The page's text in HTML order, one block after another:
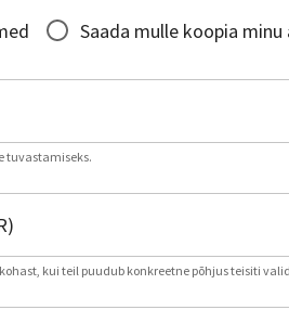
Saada mulle koopia
tuvastamiseks.
kui teil puudub konkreetne põhjus teisiti